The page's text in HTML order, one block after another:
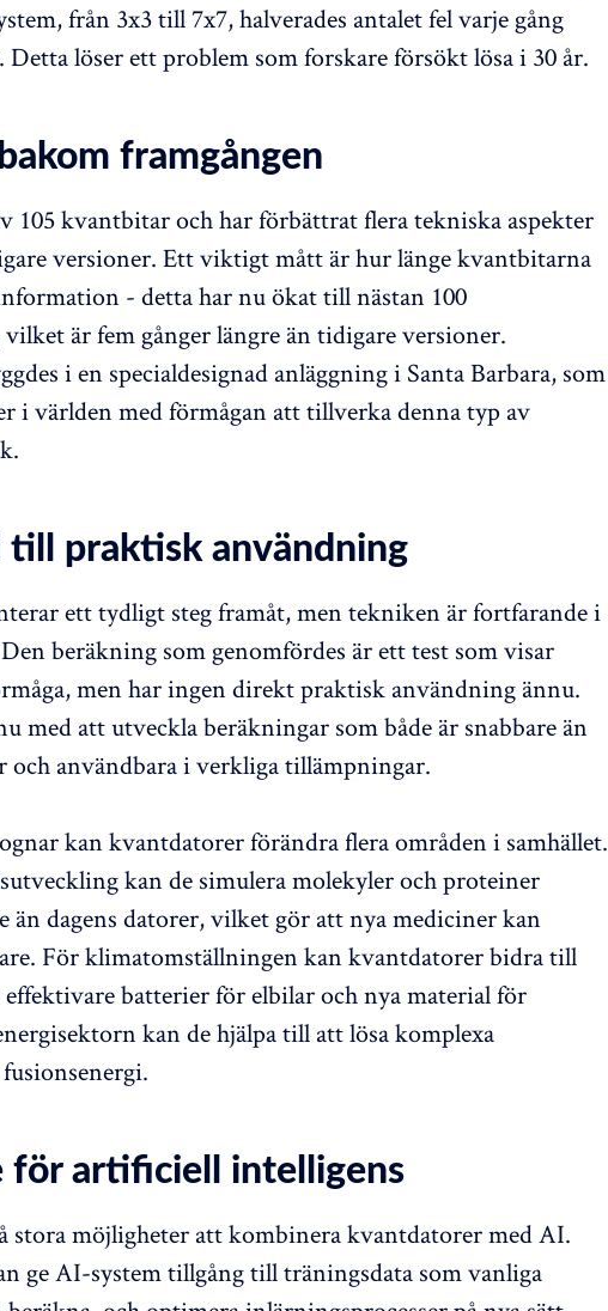
från 3x3 till 7x7, halverades antalet fel varje gång
Detta löser ett problem som forskare försökt lösa i 30 år.
framgången
105 kvantbitar och har förbättrat flera tekniska aspekter
versioner. Ett viktigt mått är hur länge kvantbitarna
- detta har nu ökat till nästan 100
är fem gånger längre än tidigare versioner.
i en specialdesignad anläggning i Santa Barbara, som
i världen med förmågan att tillverka denna typ av
till praktisk användning
ett tydligt steg framåt, men tekniken är fortfarande i
beräkning som genomfördes är ett test som visar
men har ingen direkt praktisk användning ännu.
med att utveckla beräkningar som både är snabbare än
och användbara i verkliga tillämpningar.
kan kvantdatorer förändra flera områden i samhället.
kan de simulera molekyler och proteiner
än dagens datorer, vilket gör att nya mediciner kan
För klimatomställningen kan kvantdatorer bidra till
batterier för elbilar och nya material för
kan de hjälpa till att lösa komplexa
för artificiell intelligens
stora möjligheter att kombinera kvantdatorer med AI.
ge AI-system tillgång till träningsdata som vanliga